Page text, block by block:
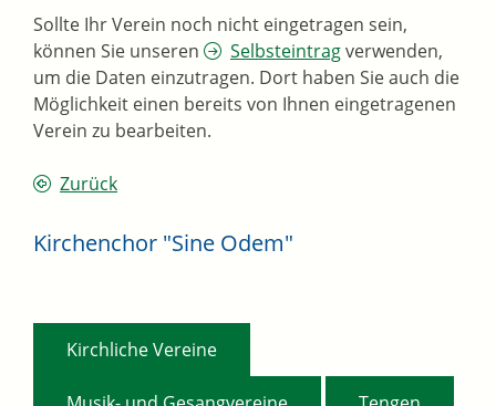
Sollte Ihr Verein noch nicht eingetragen sein,
können Sie unseren
Selbsteintragverwenden,
um die Daten einzutragen. Dort haben Sie auch die
Möglichkeit einen bereits von Ihnen eingetragenen
Verein zu bearbeiten.
Zurück
Kirchenchor "Sine Odem"
Kirchliche Vereine